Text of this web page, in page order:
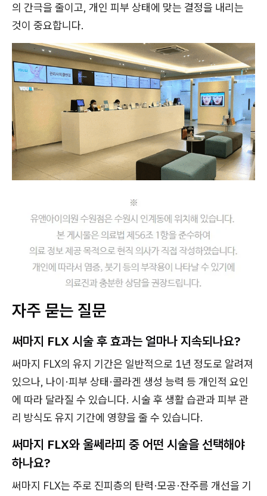
의 간극을 줄이고, 개인 피부 상태에 맞는 결정을 내리는
것이 중요합니다.
자주 묻는 질문
써마지 FLX 시술 후 효과는 얼마나 지속되나요?
써마지 FLX의 유지 기간은 일반적으로 1년 정도로 알려져
있으나, 나이·피부 상태·콜라겐 생성 능력 등 개인적 요인
에 따라 달라질 수 있습니다. 시술 후 생활 습관과 피부 관
리 방식도 유지 기간에 영향을 줄 수 있습니다.
써마지 FLX와 울쎄라피 중 어떤 시술을 선택해야
하나요?
써마지 FLX는 주로 진피층의 탄력·모공·잔주름 개선을 기